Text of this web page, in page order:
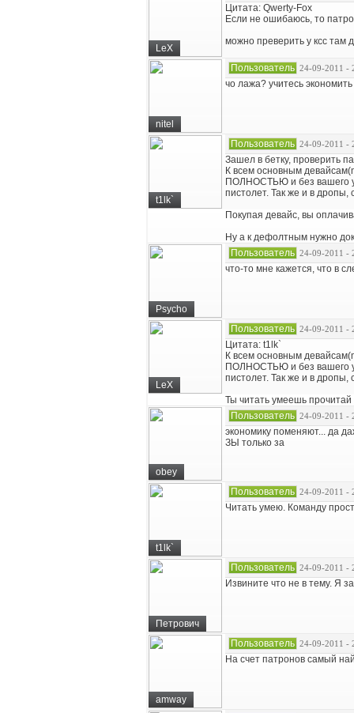
LeX
Цитата: Qwerty-Fox
Если не ошибаюсь, то
можно преверить у ксс там
nitel
Пользователь 24-09-2011 -
чо лажа? учитесь
t1lk`
Пользователь 24-09-2011 -
Зашел в бетку, проверить
К всем основным
ПОЛНОСТЬЮ и без вашего
пистолет. Так же и в дропы,
Покупая девайс, вы
Ну а к дефолтным нужно
Psycho
Пользователь 24-09-2011 -
что-то мне кажется, что в
LeX
Пользователь 24-09-2011 -
Цитата: t1lk`
К всем основным
ПОЛНОСТЬЮ и без вашего
пистолет. Так же и в дропы,
Ты читать умеешь
obey
Пользователь 24-09-2011 -
экономику поменяют... да
ЗЫ только за
t1lk`
Пользователь 24-09-2011 -
Читать умею. Команду
Петрович
Пользователь 24-09-2011 -
Извините что не в тему. Я
amway
Пользователь 24-09-2011 -
На счет патронов самый